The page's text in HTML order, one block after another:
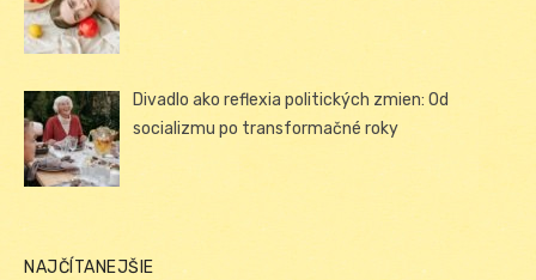
Divadlo ako reflexia politických zmien: Od
socializmu po transformačné roky
NAJČÍTANEJŠIE